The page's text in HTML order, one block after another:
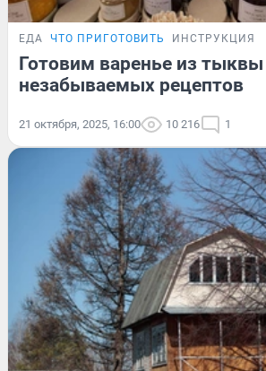
ЕДА ЧТО ПРИГОТОВИТЬ ИНСТРУКЦИЯ
Готовим варенье из
незабываемых рецептов
21 октября, 2025, 16:00 10 216 1